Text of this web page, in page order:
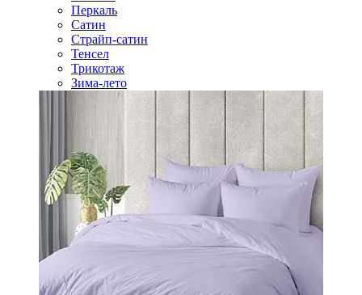
Перкаль
Сатин
Страйп-сатин
Тенсел
Трикотаж
Зима-лето